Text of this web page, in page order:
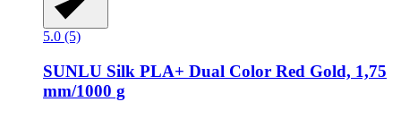
5.0 (5)
SUNLU Silk PLA+ Dual Color Red Gold, 1,75
mm/1000 g